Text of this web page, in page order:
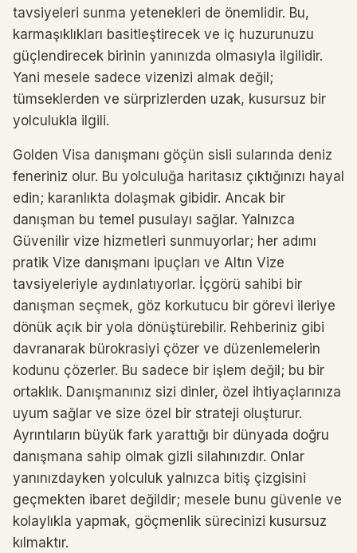
tavsiyeleri sunma yetenekleri de önemlidir. Bu,
karmaşıklıkları basitleştirecek ve iç huzurunuzu
güçlendirecek birinin yanınızda olmasıyla ilgilidir.
Yani mesele sadece vizenizi almak değil;
tümseklerden ve sürprizlerden uzak, kusursuz bir
yolculukla ilgili.
Golden Visa danışmanı göçün sisli sularında deniz
feneriniz olur. Bu yolculuğa haritasız çıktığınızı hayal
edin; karanlıkta dolaşmak gibidir. Ancak bir
danışman bu temel pusulayı sağlar. Yalnızca
Güvenilir vize hizmetleri sunmuyorlar; her adımı
pratik Vize danışmanı ipuçları ve Altın Vize
tavsiyeleriyle aydınlatıyorlar. İçgörü sahibi bir
danışman seçmek, göz korkutucu bir görevi ileriye
dönük açık bir yola dönüştürebilir. Rehberiniz gibi
davranarak bürokrasiyi çözer ve düzenlemelerin
kodunu çözerler. Bu sadece bir işlem değil; bu bir
ortaklık. Danışmanınız sizi dinler, özel ihtiyaçlarınıza
uyum sağlar ve size özel bir strateji oluşturur.
Ayrıntıların büyük fark yarattığı bir dünyada doğru
danışmana sahip olmak gizli silahınızdır. Onlar
yanınızdayken yolculuk yalnızca bitiş çizgisini
geçmekten ibaret değildir; mesele bunu güvenle ve
kolaylıkla yapmak, göçmenlik sürecinizi kusursuz
kılmaktır.